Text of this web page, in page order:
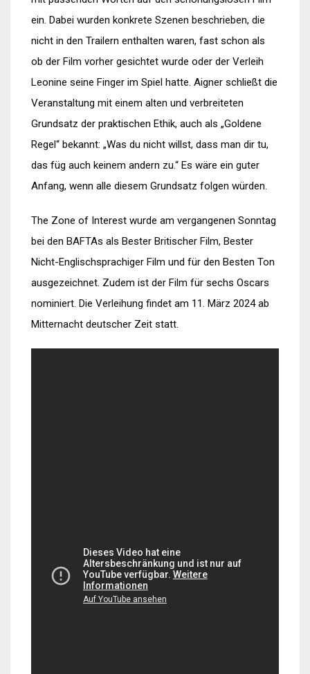
ein. Dabei wurden konkrete Szenen beschrieben, die
nicht in den Trailern enthalten waren, fast schon als
ob der Film vorher gesichtet wurde oder der Verleih
Leonine seine Finger im Spiel hatte. Aigner schließt die
Veranstaltung mit einem alten und verbreiteten
Grundsatz der praktischen Ethik, auch als „Goldene
Regel“ bekannt: „Was du nicht willst, dass man dir tu,
das füg auch keinem andern zu.“ Es wäre ein guter
Anfang, wenn alle diesem Grundsatz folgen würden.
The Zone of Interest wurde am vergangenen Sonntag
bei den BAFTAs als Bester Britischer Film, Bester
Nicht-Englischsprachiger Film und für den Besten Ton
ausgezeichnet. Zudem ist der Film für sechs Oscars
nominiert. Die Verleihung findet am 11. März 2024 ab
Mitternacht deutscher Zeit statt.